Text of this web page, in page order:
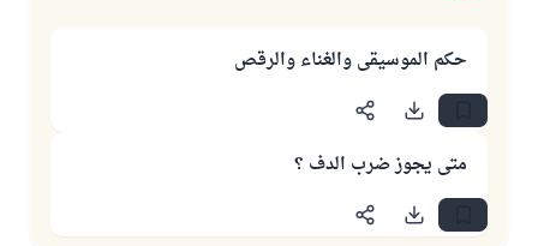
حكم الموسيقى والغناء والرقص
متى يجوز ضرب الدف ؟